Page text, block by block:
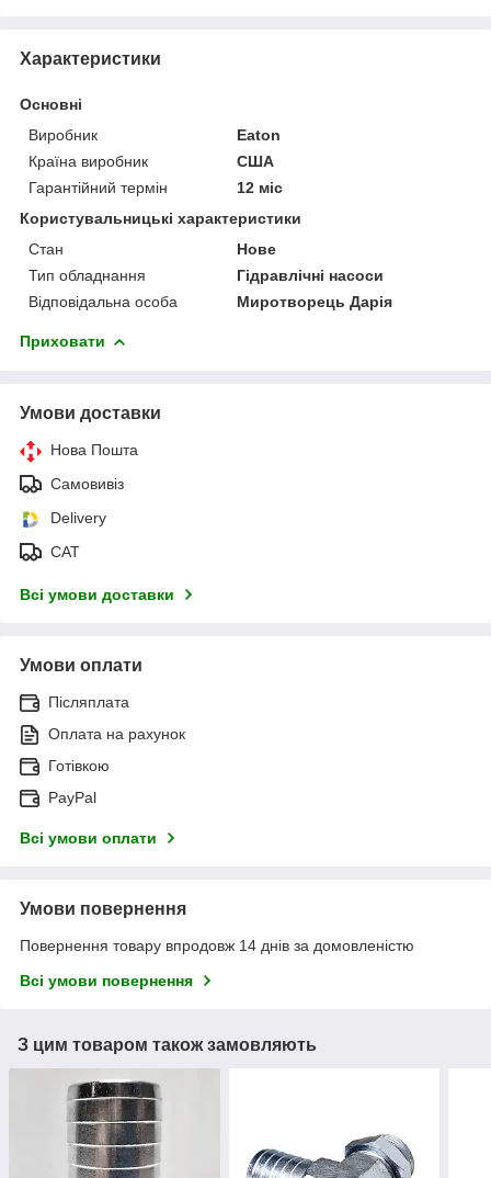
Характеристики
Основні
Виробник
Eaton
Країна виробник
США
Гарантійний термін
12 міс
Користувальницькі характеристики
Стан
Нове
Тип обладнання
Гідравлічні насоси
Відповідальна особа
Миротворець Дарія
Приховати
Умови доставки
Нова Пошта
Самовивіз
Delivery
САТ
Всі умови доставки
Умови оплати
Післяплата
Оплата на рахунок
Готівкою
PayPal
Всі умови оплати
Умови повернення
Повернення товару впродовж 14 днів за домовленістю
Всі умови повернення
З цим товаром також замовляють